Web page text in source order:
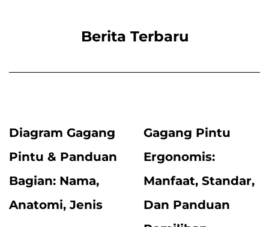
Berita Terbaru
Diagram Gagang
Pintu & Panduan
Bagian: Nama,
Anatomi, Jenis
Gagang Pintu
Ergonomis:
Manfaat, Standar,
Dan Panduan